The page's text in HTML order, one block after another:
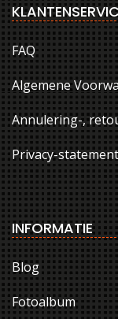
FAQ
Algemene
Annulering-,
Privacy-statement
INFORMATIE
Blog
Fotoalbum